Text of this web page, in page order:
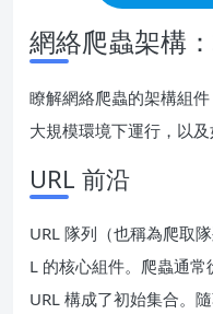
網絡爬蟲架構
瞭解網絡爬蟲的架構組
大規模環境下運行，以
URL 前沿
URL 隊列（也稱為爬取
L 的核心組件。爬蟲通
URL 構成了初始集合。